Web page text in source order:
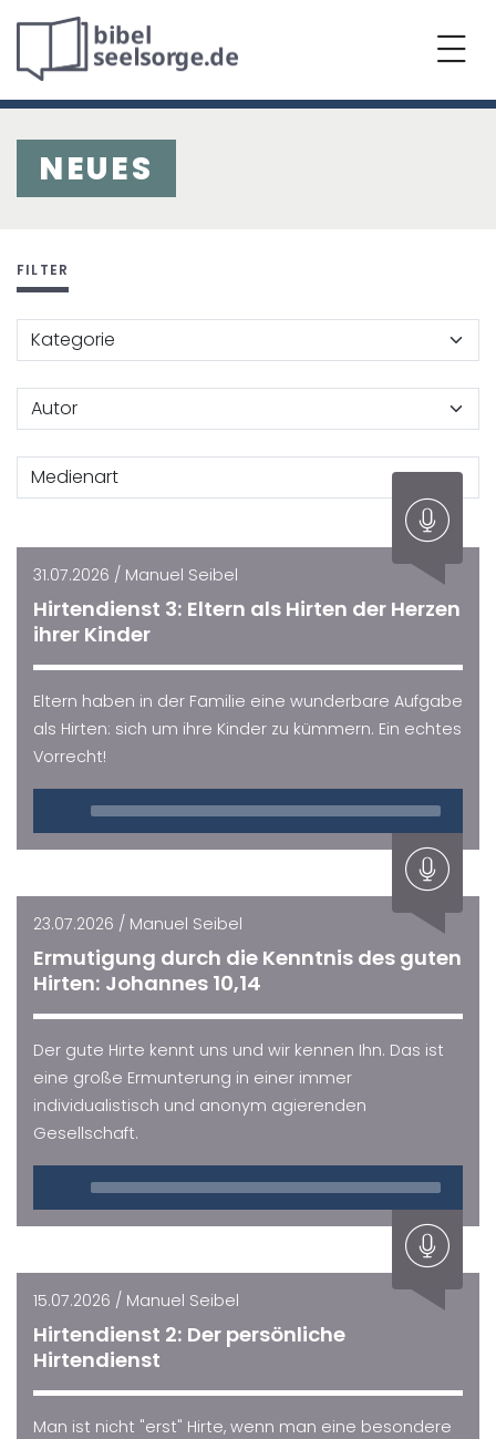
NEUES
FILTER
31.07.2026 / Manuel Seibel
Hirtendienst 3: Eltern als Hirten der Herzen
ihrer Kinder
Eltern haben in der Familie eine wunderbare Aufgabe
als Hirten: sich um ihre Kinder zu kümmern. Ein echtes
Vorrecht!
Player
23.07.2026 / Manuel Seibel
Ermutigung durch die Kenntnis des guten
Hirten: Johannes 10,14
Der gute Hirte kennt uns und wir kennen Ihn. Das ist
eine große Ermunterung in einer immer
individualistisch und anonym agierenden
Gesellschaft.
Player
15.07.2026 / Manuel Seibel
Hirtendienst 2: Der persönliche
Hirtendienst
Man ist nicht "erst" Hirte, wenn man eine besondere